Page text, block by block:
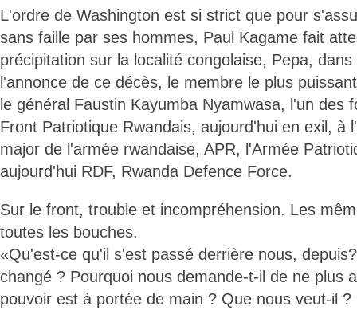
L'ordre de Washington est si strict que pour
sans faille par ses hommes, Paul Kagame fait
précipitation sur la localité congolaise, Pepa,
l'annonce de ce décès, le membre le plus
le général Faustin Kayumba Nyamwasa, l'un des
Front Patriotique Rwandais, aujourd'hui en exil, à
major de l'armée rwandaise, APR, l'Armée
aujourd'hui RDF, Rwanda Defence Force.
Sur le front, trouble et incompréhension. Les
toutes les bouches.
«Qu'est-ce qu'il s'est passé derrière nous,
changé ? Pourquoi nous demande-t-il de ne plus
pouvoir est à portée de main ? Que nous veut-il ?